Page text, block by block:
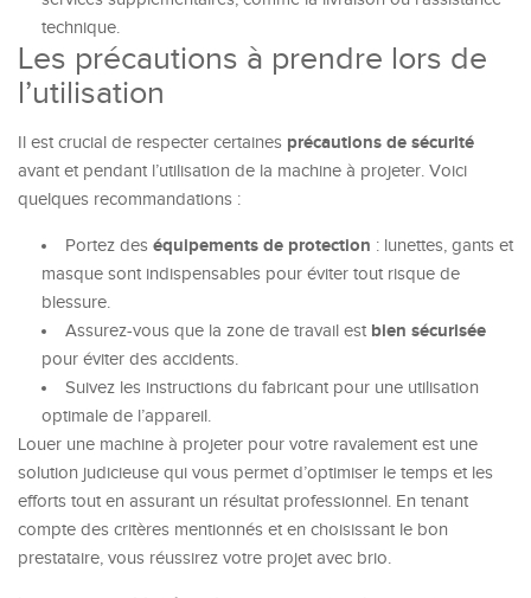
technique.
Les précautions à prendre lors de
l’utilisation
Il est crucial de respecter certaines précautions de sécurité
avant et pendant l’utilisation de la machine à projeter. Voici
quelques recommandations :
Portez des équipements de protection : lunettes, gants et
masque sont indispensables pour éviter tout risque de
blessure.
Assurez-vous que la zone de travail est bien sécurisée
pour éviter des accidents.
Suivez les instructions du fabricant pour une utilisation
optimale de l’appareil.
Louer une machine à projeter pour votre ravalement est une
solution judicieuse qui vous permet d’optimiser le temps et les
efforts tout en assurant un résultat professionnel. En tenant
compte des critères mentionnés et en choisissant le bon
prestataire, vous réussirez votre projet avec brio.